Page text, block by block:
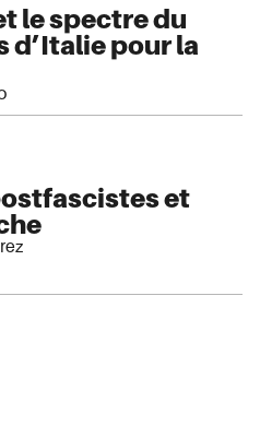
le spectre du
d’Italie pour la
et